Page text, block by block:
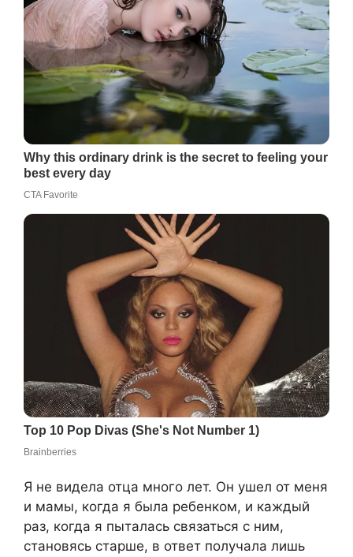
Я не видела отца много лет. Он ушел от меня
и мамы, когда я была ребенком, и каждый
раз, когда я пыталась связаться с ним,
становясь старше, в ответ получала лишь